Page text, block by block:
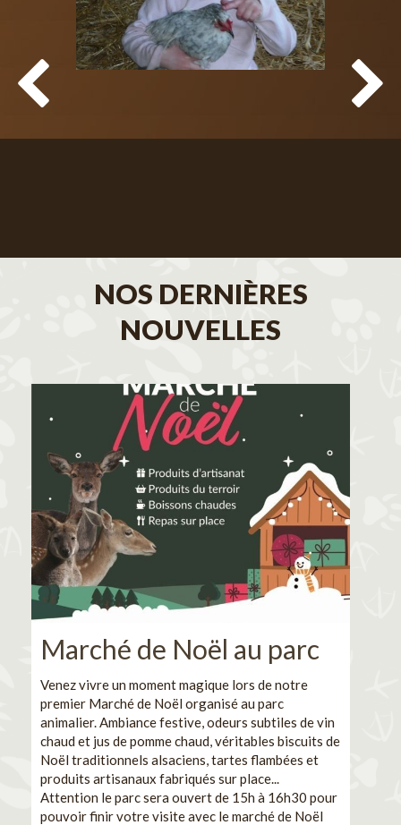
NOS DERNIÈRES
NOUVELLES
Marché de Noël au parc
Venez vivre un moment magique lors de notre
premier Marché de Noël organisé au parc
animalier. Ambiance festive, odeurs subtiles de vin
chaud et jus de pomme chaud, véritables biscuits de
Noël traditionnels alsaciens, tartes flambées et
produits artisanaux fabriqués sur place...
Attention le parc sera ouvert de 15h à 16h30 pour
pouvoir finir votre visite avec le marché de Noël